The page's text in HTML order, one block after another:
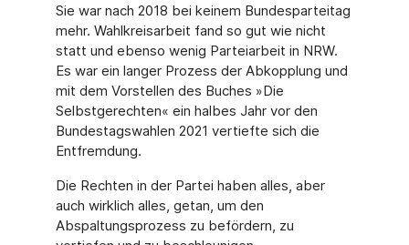
Sie war nach 2018 bei keinem Bundesparteitag
mehr. Wahlkreisarbeit fand so gut wie nicht
statt und ebenso wenig Parteiarbeit in NRW.
Es war ein langer Prozess der Abkopplung und
mit dem Vorstellen des Buches »Die
Selbstgerechten« ein halbes Jahr vor den
Bundestagswahlen 2021 vertiefte sich die
Entfremdung.
Die Rechten in der Partei haben alles, aber
auch wirklich alles, getan, um den
Abspaltungsprozess zu befördern, zu